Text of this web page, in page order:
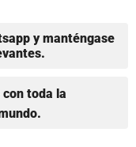
y manténgase
toda la